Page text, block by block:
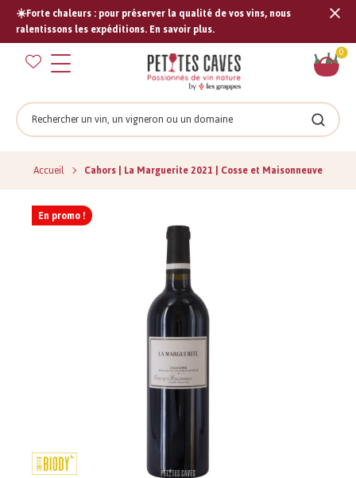
☀️Forte chaleurs : pour préserver la qualité de vos vins, nous
ralentissons les expéditions. En savoir plus.
0
Rechercher
Accueil Cahors | La Marguerite 2021 | Cosse et Maisonneuve
En promo !